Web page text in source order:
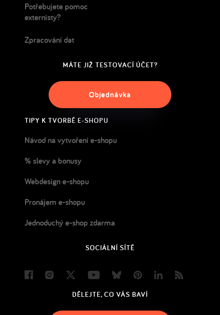
Potřebujete pomoc
externisty?
Zpracování dat
MÁTE JIŽ TESTOVACÍ ÚČET?
Objednávka
TIPY K TVORBĚ E-SHOPU
Návod na vytvoření e-shopu
% slevy a bonusy
Webdesign e-shopu
Pronájem e-shopu
Jednoduchý e-shop zdarma
SOCIÁLNÍ SÍTĚ
FacebookInstagram
Twitter YoutubeBlueskyPinterestLinkedIn
DĚLEJTE, CO VÁS BAVÍ